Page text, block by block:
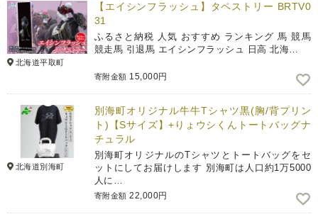
北海道平取町
【エイシンフラッシュ】タペストリー BRTV0
31
ふるさと納税 人気 おすすめ ランキング 馬 競馬
競走馬 引退馬 エイシンフラッシュ 日高 北海…
寄附金額 15,000円
北海道別海町
別海町オリジナル牛牛Tシャツ黒(胸/背プリン
ト)【Sサイズ】+りょウシくんトートバッグナ
チュラル
別海町オリジナルのTシャツとトートバッグをセ
ットにしてお届けします 別海町は人口約1万5000
人に…
寄附金額 22,000円